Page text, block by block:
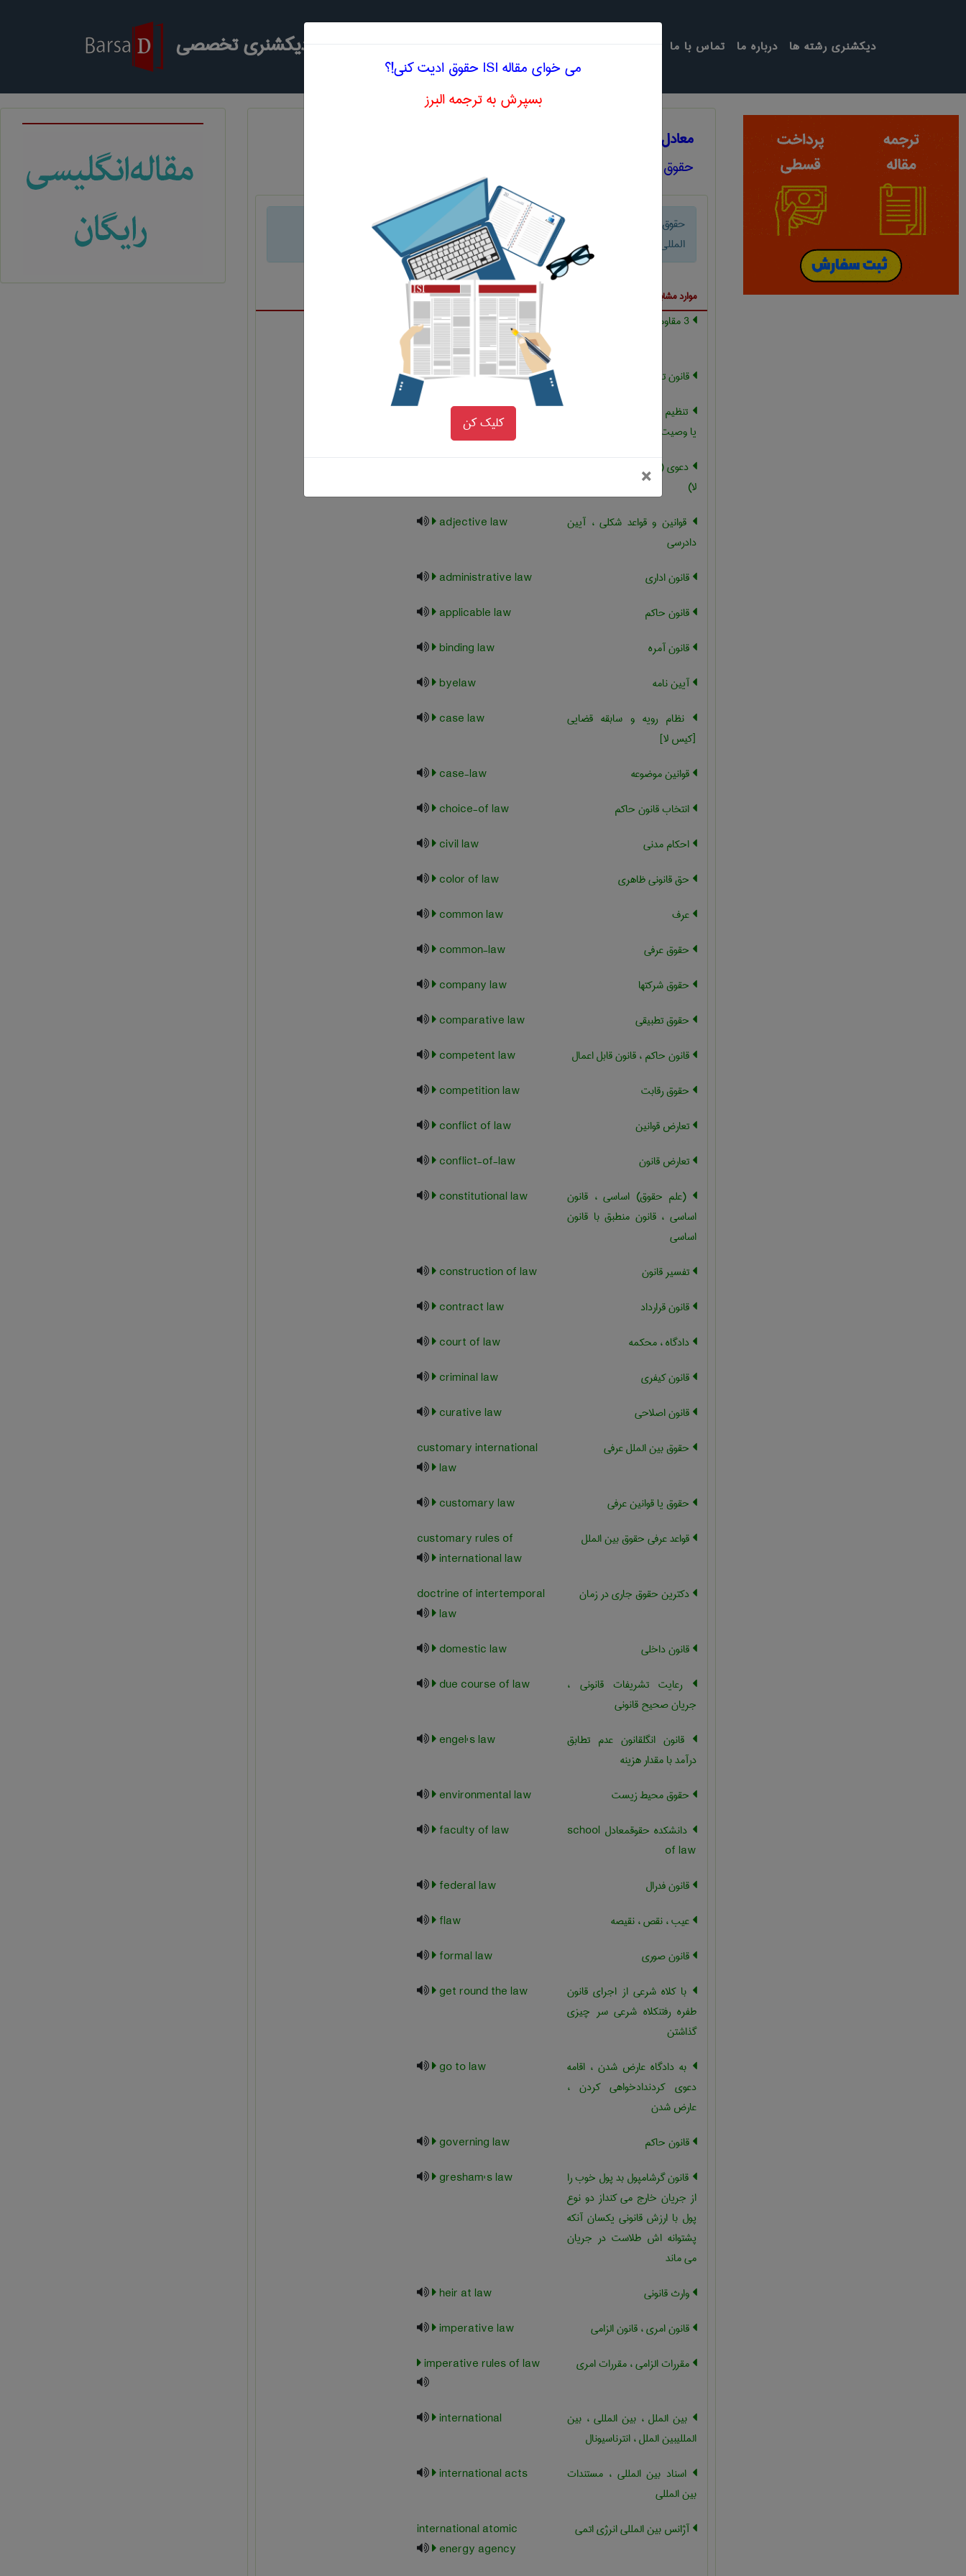
جستجو در دیکشنری تخصصی تماس با ما درباره ما دیکشنری رشته ها
معادل انگلیسی حقوق بشردوستانه بین المللی
حقوق
حقوق بشردوستانه بین
المللی
international
humanitarian law
موارد مشابه با اصطلاح تخصصی فارسی حقوق بشردوستانه بین المللی
3 مقاومت در برابر قانون
1 resistance against the
law
قانون تملک
acquisition law
تنظیم سند قانونی (مثل قرارداد
یا وصیت نامه)
act in law
دعوی (مطروح در محاکم کامن
لا)
قوانین و قواعد شکلی ، آیین
دادرسی
adjective law
قانون اداري
administrative law
قانون حاکم
applicable law
قانون آمره
binding law
آیین نامه
byelaw
نظام رویه و سابقه قضایی
[کیس لا]
case law
قوانین موضوعه
case-law
انتخاب قانون حاکم
choice-of law
احکام مدنی
civil law
حق قانونی ظاهری
color of law
عرف
common law
حقوق عرفی
common-law
حقوق شرکتها
company law
حقوق تطبیقی
comparative law
قانون حاکم ، قانون قابل اعمال
competent law
حقوق رقابت
competition law
تعارض قوانین
conflict of law
تعارض قانون
conflict-of-law
(علم حقوق) اساسی ، قانون
اساسی ، قانون منطبق با قانون
اساسی
constitutional law
تفسیر قانون
construction of law
قانون قرارداد
contract law
دادگاه ، محکمه
court of law
قانون کیفری
criminal law
قانون اصلاحی
curative law
حقوق بین الملل عرفی
customary international
law
حقوق یا قوانین عرفی
customary law
قواعد عرفی حقوق بین الملل
customary rules of
international law
دکترین حقوق جاری در زمان
doctrine of intertemporal
law
قانون داخلی
domestic law
رعایت تشریفات قانونی ،
جریان صحیح قانونی
due course of law
قانون انگلقانون عدم تطابق
درآمد با مقدار هزینه
engel's law
حقوق محیط زیست
environmental law
دانشکده حقوقمعادل ‎school
of law
faculty of law
قانون فدرال
federal law
عیب ، نقص ، نقیصه
flaw
قانون صوری
formal law
با کلاه شرعی از اجرای قانون
طفره رفتنکلاه شرعی سر چیزی
گذاشتن
get round the law
به دادگاه عارض شدن ، اقامه
دعوی کردندادخواهی کردن ،
عارض شدن
go to law
قانون حاکم
governing law
قانون گرشامپول بد پول خوب را
از جریان خارج می کنداز دو نوع
پول با ارزش قانونی یکسان آنکه
پشتوانه اش طلاست در جریان
می ماند
gresham's law
وارث قانونی
heir at law
قانون امری ، قانون الزامی
imperative law
مقررات الزامی ، مقررات امری
imperative rules of law
بین الملل ، بین المللی ، بین
المللیبین الملل ، انترناسیونال
international
اسناد بین المللی ، مستندات
بین المللی
international acts
آژانس بین المللی انرژی اتمی
international atomic
energy agency
می خوای مقاله ISI حقوق ادیت کنی!؟
بسپرش به ترجمه البرز
کلیک کن
×بستن